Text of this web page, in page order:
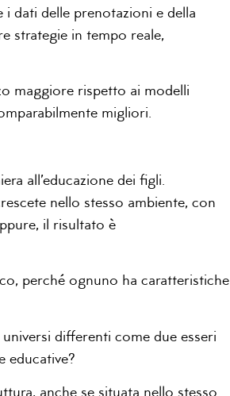
dati delle prenotazioni e della
strategie in tempo reale,
maggiore rispetto ai modelli
migliori.
all’educazione dei figli.
nello stesso ambiente, con
il risultato è
perché ognuno ha caratteristiche
differenti come due esseri
educative?